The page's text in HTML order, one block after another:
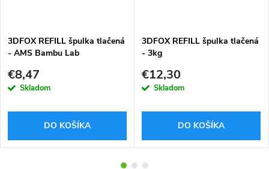
3DFOX REFILL špulka tlačená
- AMS Bambu Lab
€8,47
Skladom
DO KOŠÍKA
3DFOX REFILL špulka tlačená
- 3kg
€12,30
Skladom
DO KOŠÍKA